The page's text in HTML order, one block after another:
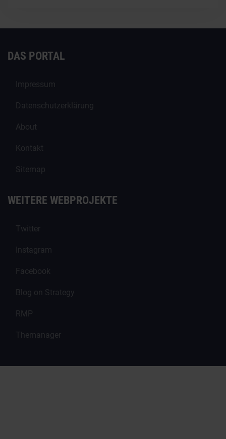
DAS PORTAL
Impressum
Datenschutzerklärung
About
Kontakt
Sitemap
WEITERE WEBPROJEKTE
Twitter
Instagram
Facebook
Blog on Strategy
RMP
Themanager